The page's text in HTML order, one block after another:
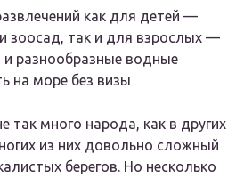
как для детей —
зоосад, так и для взрослых —
разнообразные водные
на море без визы
так много народа, как в других
из них довольно сложный
берегов. Но несколько